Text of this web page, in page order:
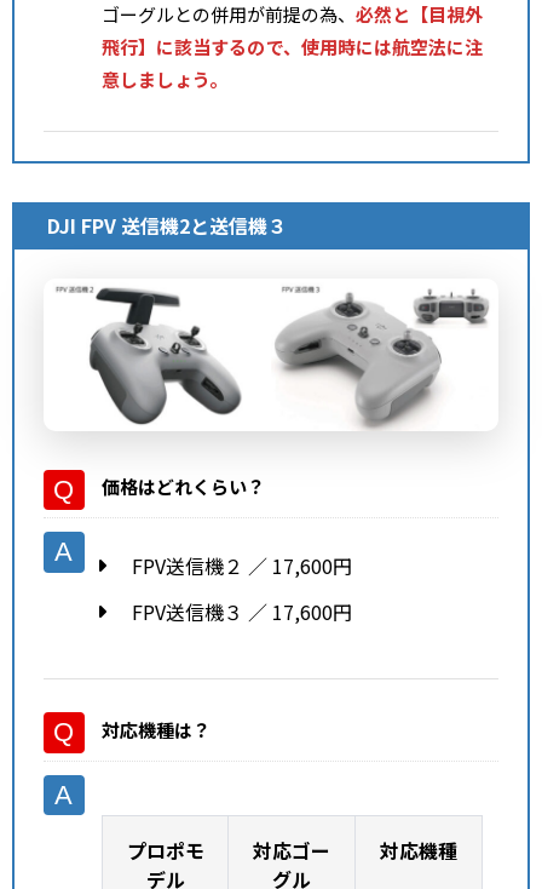
ゴーグルとの併用が前提の為、必然と【目視外
飛行】に該当するので、使用時には航空法に注
意しましょう。
DJI FPV 送信機2と送信機３
価格はどれくらい？
FPV送信機２ ／ 17,600円
FPV送信機３ ／ 17,600円
対応機種は？
プロポモ
デル
対応ゴー
グル
対応機種